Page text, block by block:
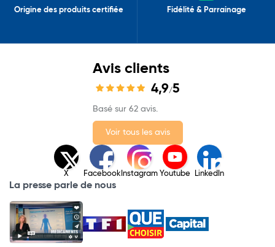
Origine des produits certifiée Fidélité & Parrainage
Avis clients
4,9/5
Basé sur 62 avis.
Voir tous les avis
X Facebook Instagram Youtube LinkedIn
La presse parle de nous